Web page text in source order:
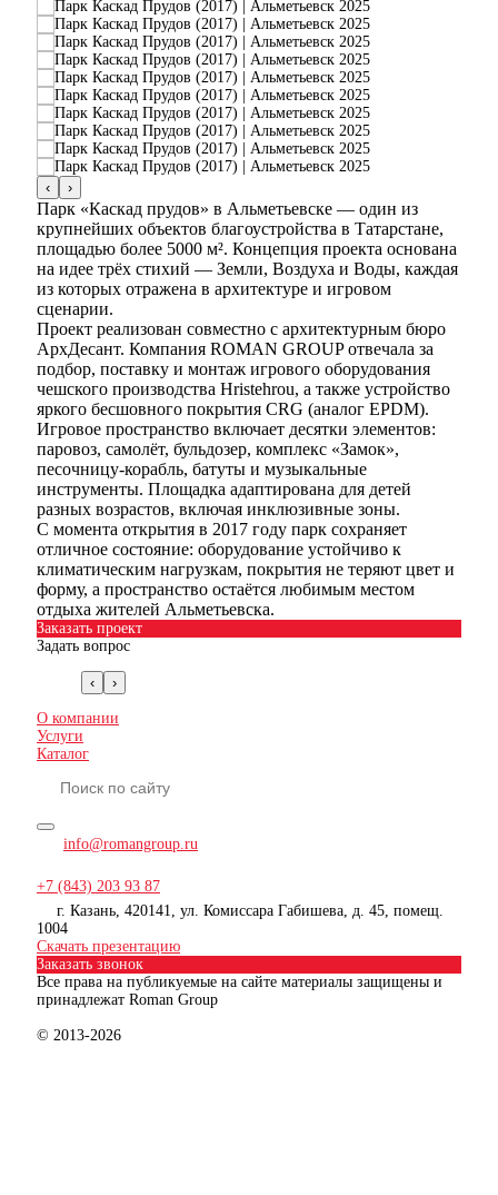
‹ ›
Парк «Каскад прудов» в Альметьевске — один из
крупнейших объектов благоустройства в Татарстане,
площадью более 5000 м². Концепция проекта основана
на идее трёх стихий — Земли, Воздуха и Воды, каждая
из которых отражена в архитектуре и игровом
сценарии.
Проект реализован совместно с архитектурным бюро
АрхДесант. Компания ROMAN GROUP отвечала за
подбор, поставку и монтаж игрового оборудования
чешского производства Hristehrou, а также устройство
яркого бесшовного покрытия CRG (аналог EPDM).
Игровое пространство включает десятки элементов:
паровоз, самолёт, бульдозер, комплекс «Замок»,
песочницу-корабль, батуты и музыкальные
инструменты. Площадка адаптирована для детей
разных возрастов, включая инклюзивные зоны.
С момента открытия в 2017 году парк сохраняет
отличное состояние: оборудование устойчиво к
климатическим нагрузкам, покрытия не теряют цвет и
форму, а пространство остаётся любимым местом
отдыха жителей Альметьевска.
Заказать проект
Задать вопрос
‹ ›
О компании
Услуги
Каталог
info@romangroup.ru
+7 (843) 203 93 87
г. Казань, 420141, ул. Комиссара Габишева, д. 45, помещ.
1004
Скачать презентацию
Заказать звонок
Все права на публикуемые на сайте материалы защищены и
принадлежат Roman Group
© 2013-2026